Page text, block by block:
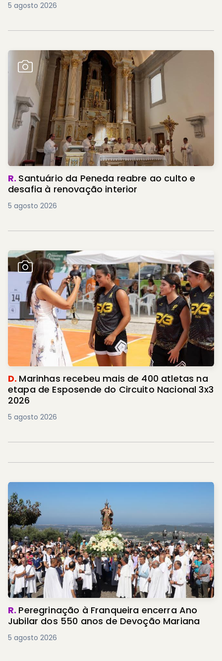
5 agosto 2026
R. Santuário da Peneda reabre ao culto e
desafia à renovação interior
5 agosto 2026
D. Marinhas recebeu mais de 400 atletas na
etapa de Esposende do Circuito Nacional 3x3
2026
5 agosto 2026
R. Peregrinação à Franqueira encerra Ano
Jubilar dos 550 anos de Devoção Mariana
5 agosto 2026